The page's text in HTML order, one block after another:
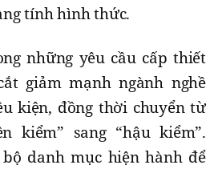
tính hình thức.
những yêu cầu cấp thiết
giảm mạnh ngành nghề
kiện, đồng thời chuyển từ
kiểm” sang “hậu kiểm”.
danh mục hiện hành để